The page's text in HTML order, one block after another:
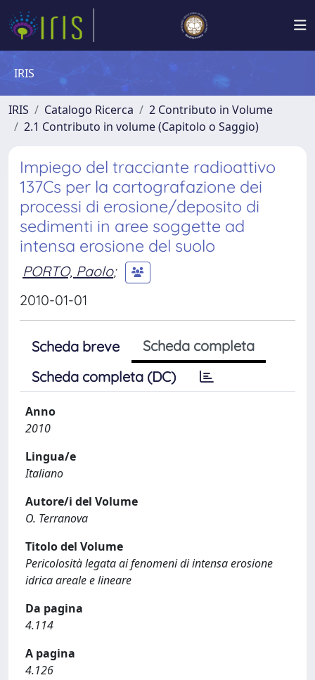
IRIS
IRIS Catalogo Ricerca
2 Contributo in Volume
2.1 Contributo in volume (Capitolo o Saggio)
Impiego del tracciante radioattivo
137Cs per la cartografazione dei
processi di erosione/deposito di
sedimenti in aree soggette ad
intensa erosione del suolo
PORTO, Paolo;
2010-01-01
Scheda breve
Scheda completa
Scheda completa (DC)
Anno
2010
Lingua/e
Italiano
Autore/i del Volume
O. Terranova
Titolo del Volume
Pericolosità legata ai fenomeni di intensa erosione
idrica areale e lineare
Da pagina
4.114
A pagina
4.126